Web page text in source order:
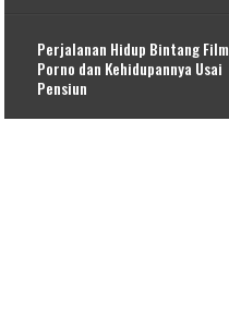
Perjalanan Hidup Bintang Film
Porno dan Kehidupannya Usai
Pensiun